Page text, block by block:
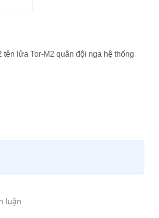
lửa Tor-M2 quân đội nga hệ thống